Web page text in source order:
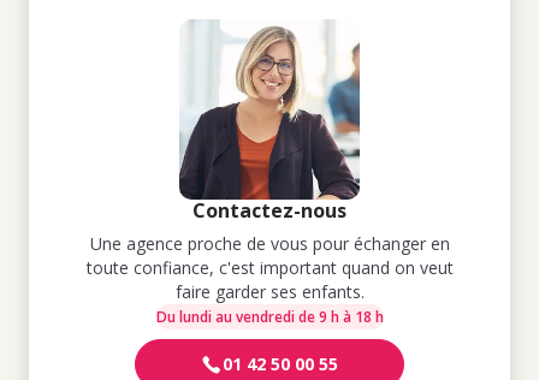
Contactez-nous
Une agence proche de vous pour échanger en
toute confiance, c'est important quand on veut
faire garder ses enfants.
Du lundi au vendredi de 9 h à 18 h
01 42 50 00 55